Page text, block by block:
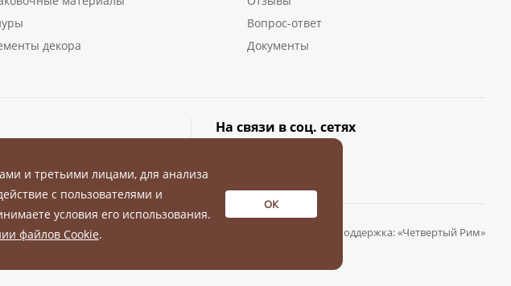
декора
Вопрос-ответ
Документы
На связи в соц. сетях
Разработка и поддержка:«Четвертый Рим»
и третьими лицами, для анализа
с пользователями и
условия его использования.
файлов Cookie.
ОК